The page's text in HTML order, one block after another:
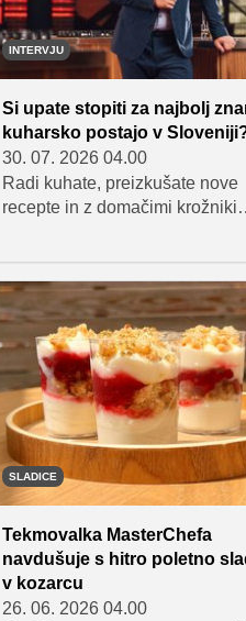
INTERVJU
Si upate stopiti za najbolj
kuharsko postajo v
30. 07. 2026 04.00
Radi kuhate, preizkušate nove
recepte in z domačimi krožniki
korak. Prijave v novo sezono
MasterChefa Slovenija so
vodja projekta Kaja Belčič in
Luka Jezeršek pa sta razkrila,
se prijave ni treba bati.
SLADICE
Tekmovalka MasterChefa
navdušuje s hitro poletno
v kozarcu
26. 06. 2026 04.00